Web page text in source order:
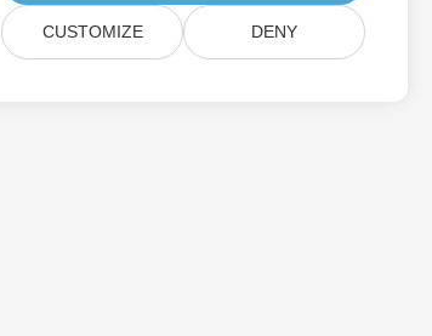
CUSTOMIZE DENY